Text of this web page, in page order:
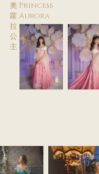
奧 Princess
蘿 Aurora
拉
公
主